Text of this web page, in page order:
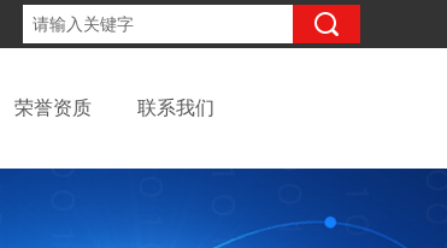
荣誉资质 联系我们